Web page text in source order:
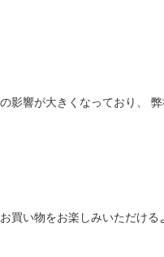
影響が大きくなっており、
買い物をお楽しみいただける